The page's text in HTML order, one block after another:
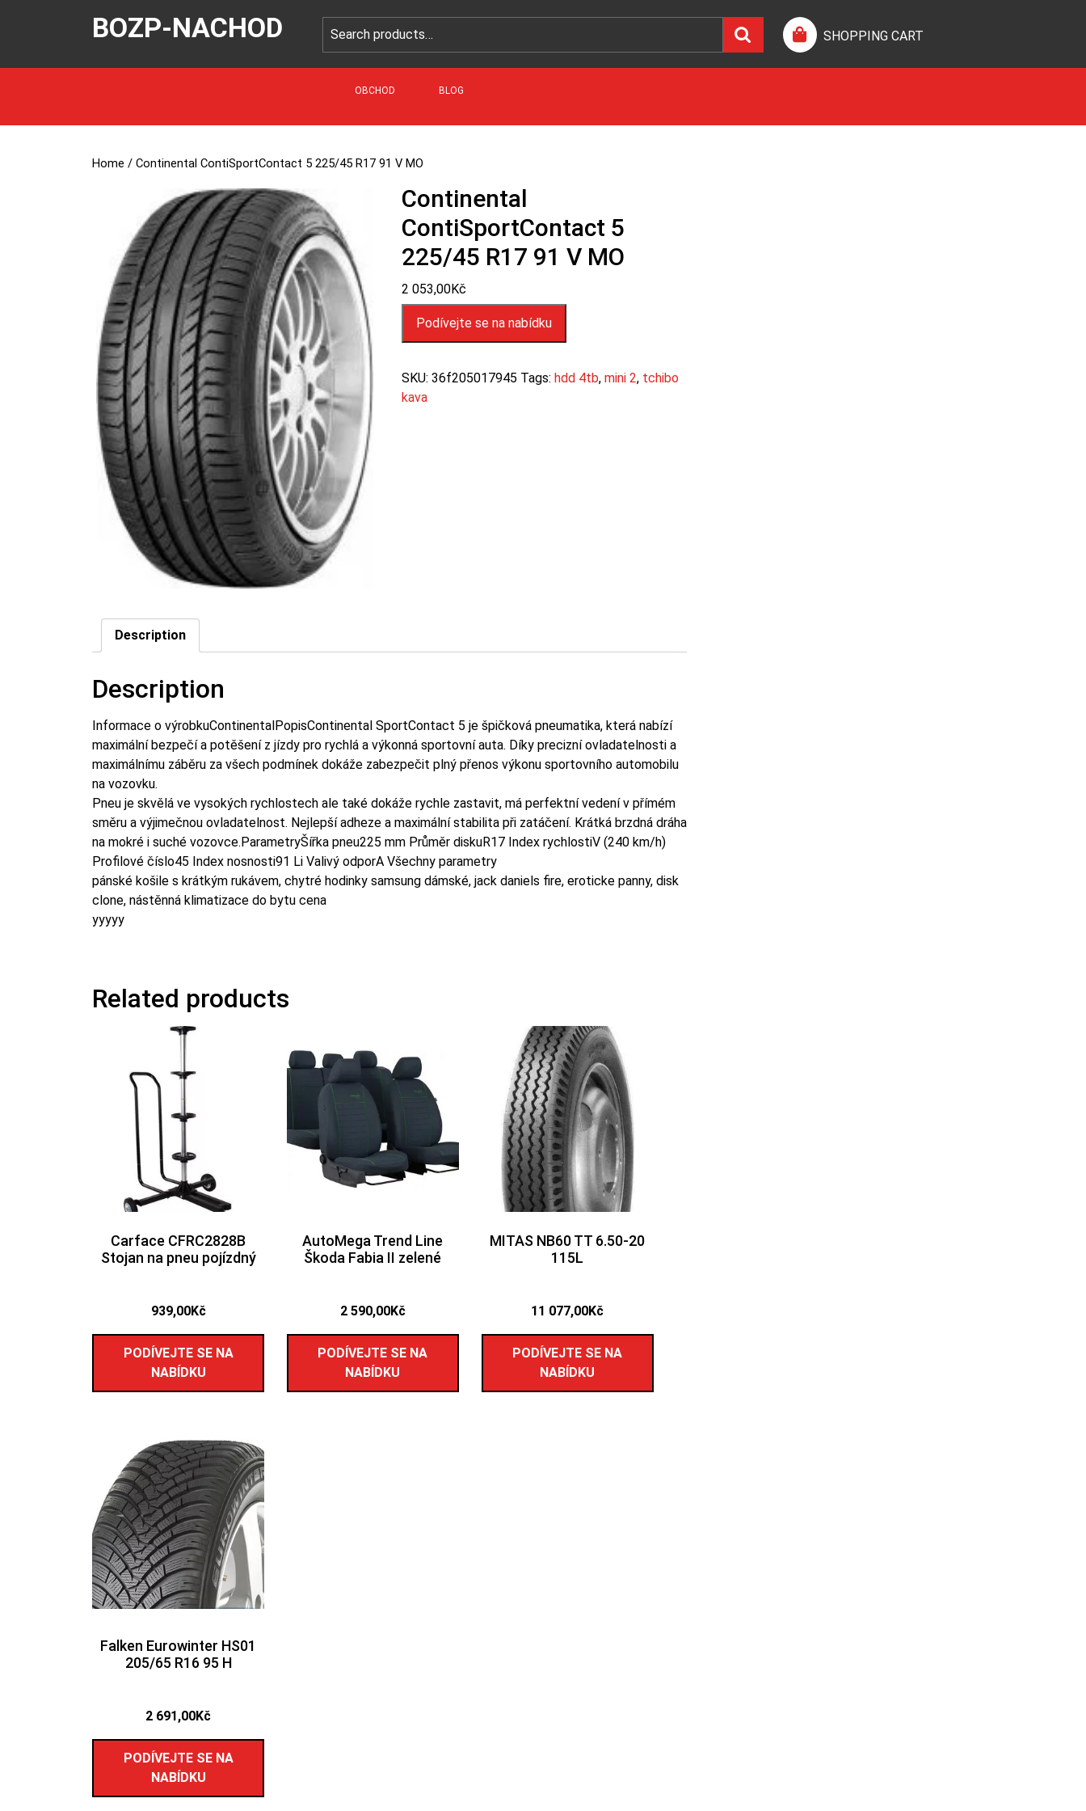
BOZP-NACHOD SHOPPING CART
OBCHOD BLOG
Home / Continental ContiSportContact 5 225/45 R17 91 V MO
Continental
ContiSportContact 5
225/45 R17 91 V MO
2 053,00Kč
Podívejte se na nabídku
SKU: 36f205017945 Tags: hdd 4tb, mini 2, tchibo
kava
Description
Description
Informace o výrobkuContinentalPopisContinental SportContact 5 je špičková pneumatika, která nabízí
maximální bezpečí a potěšení z jízdy pro rychlá a výkonná sportovní auta. Díky precizní ovladatelnosti a
maximálnímu záběru za všech podmínek dokáže zabezpečit plný přenos výkonu sportovního automobilu
na vozovku.
Pneu je skvělá ve vysokých rychlostech ale také dokáže rychle zastavit, má perfektní vedení v přímém
směru a výjimečnou ovladatelnost. Nejlepší adheze a maximální stabilita při zatáčení. Krátká brzdná dráha
na mokré i suché vozovce.ParametryŠířka pneu225 mm Průměr diskuR17 Index rychlostiV (240 km/h)
Profilové číslo45 Index nosnosti91 Li Valivý odporA Všechny parametry
pánské košile s krátkým rukávem, chytré hodinky samsung dámské, jack daniels fire, eroticke panny, disk
clone, nástěnná klimatizace do bytu cena
yyyyy
Related products
Carface CFRC2828B
Stojan na pneu pojízdný
939,00Kč
PODÍVEJTE SE NA
NABÍDKU
AutoMega Trend Line
Škoda Fabia II zelené
2 590,00Kč
PODÍVEJTE SE NA
NABÍDKU
MITAS NB60 TT 6.50-20
115L
11 077,00Kč
PODÍVEJTE SE NA
NABÍDKU
Falken Eurowinter HS01
205/65 R16 95 H
2 691,00Kč
PODÍVEJTE SE NA
NABÍDKU